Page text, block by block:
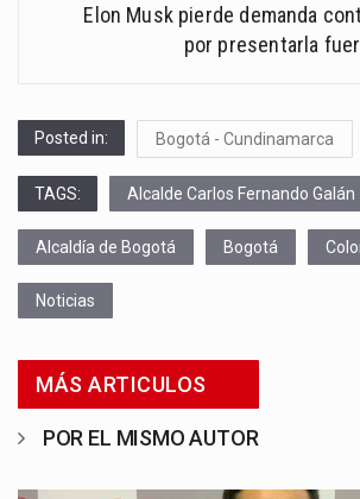
Elon Musk pierde demanda
por presentarla
Posted in: Bogotá - Cundinamarca
TAGS: Alcalde Carlos Fernando Galán
Alcaldía de Bogotá Bogotá
Noticias
MÁS ARTICULOS
POR EL MISMO AUTOR